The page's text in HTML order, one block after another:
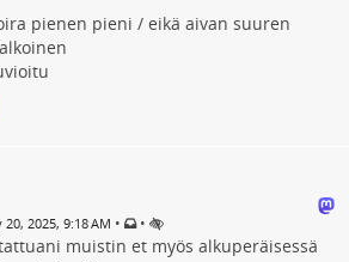
pienen pieni / eikä aivan suuren
2025, 9:18 AM • •
muistin et myös alkuperäisessä